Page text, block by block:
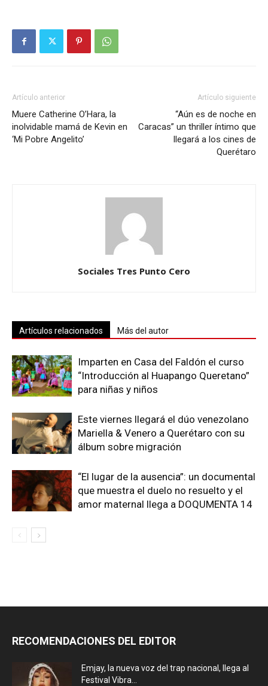
Artículo anterior
Muere Catherine O’Hara, la
inolvidable mamá de Kevin en
‘Mi Pobre Angelito’
Artículo siguiente
“Aún es de noche en
Caracas” un thriller íntimo que
llegará a los cines de
Querétaro
Sociales Tres Punto Cero
Artículos relacionados Más del autor
Imparten en Casa del Faldón el curso
“Introducción al Huapango Queretano”
para niñas y niños
Este viernes llegará el dúo venezolano
Mariella & Venero a Querétaro con su
álbum sobre migración
“El lugar de la ausencia”: un documental
que muestra el duelo no resuelto y el
amor maternal llega a DOQUMENTA 14
RECOMENDACIONES DEL EDITOR
Emjay, la nueva voz del trap nacional, llega al
Festival Vibra...